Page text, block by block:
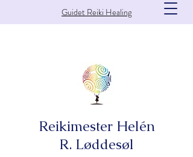
Guidet Reiki Healing
Reikimester Helén
R. Løddesøl